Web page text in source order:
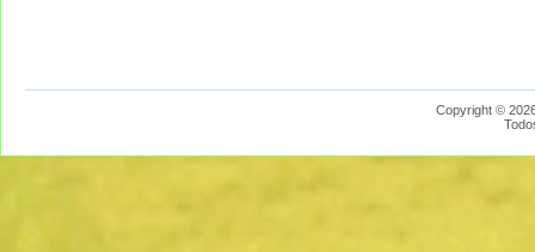
Copyright ©